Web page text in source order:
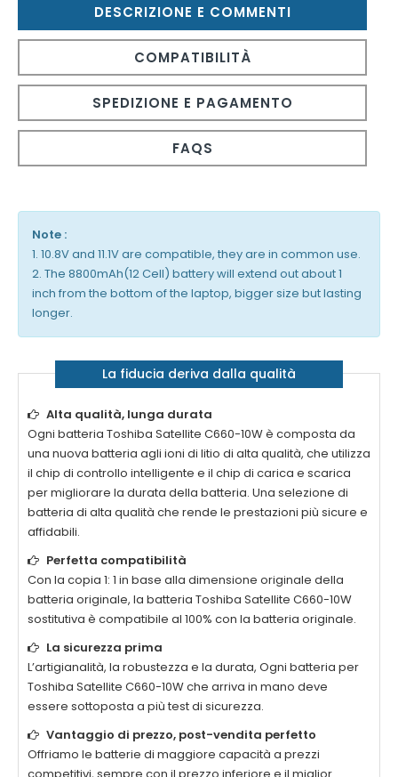
DESCRIZIONE E COMMENTI
COMPATIBILITÀ
SPEDIZIONE E PAGAMENTO
FAQS
Note :
1. 10.8V and 11.1V are compatible, they are in common use.
2. The 8800mAh(12 Cell) battery will extend out about 1
inch from the bottom of the laptop, bigger size but lasting
longer.
La fiducia deriva dalla qualità
Alta qualità, lunga durata
Ogni batteria Toshiba Satellite C660-10Wè composta da
una nuova batteria agli ioni di litio di alta qualità, che utilizza
il chip di controllo intelligente e il chip di carica e scarica
per migliorare la durata della batteria. Una selezione di
batteria di alta qualità che rende le prestazioni più sicure e
affidabili.
Perfetta compatibilità
Con la copia 1: 1 in base alla dimensione originale della
batteria originale, la batteria Toshiba Satellite C660-10W
sostitutiva è compatibile al 100% con la batteria originale.
La sicurezza prima
L’artigianalità, la robustezza e la durata, Ogni batteria per
Toshiba Satellite C660-10Wche arriva in mano deve
essere sottoposta a più test di sicurezza.
Vantaggio di prezzo, post-vendita perfetto
Offriamo le batterie di maggiore capacità a prezzi